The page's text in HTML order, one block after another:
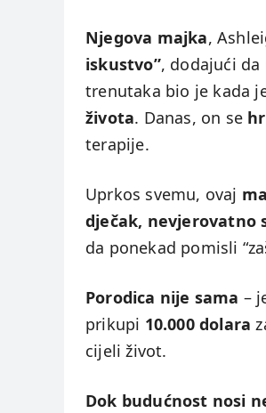
Njegova majka,
iskustvo”, dodajući da
trenutaka bio je kada
života. Danas, on se
terapije.
Uprkos svemu, ovaj
dječak, nevjerovatno
da ponekad pomisli
Porodica nije sama –
prikupi 10.000 dolara
cijeli život.
Dok budućnost nosi